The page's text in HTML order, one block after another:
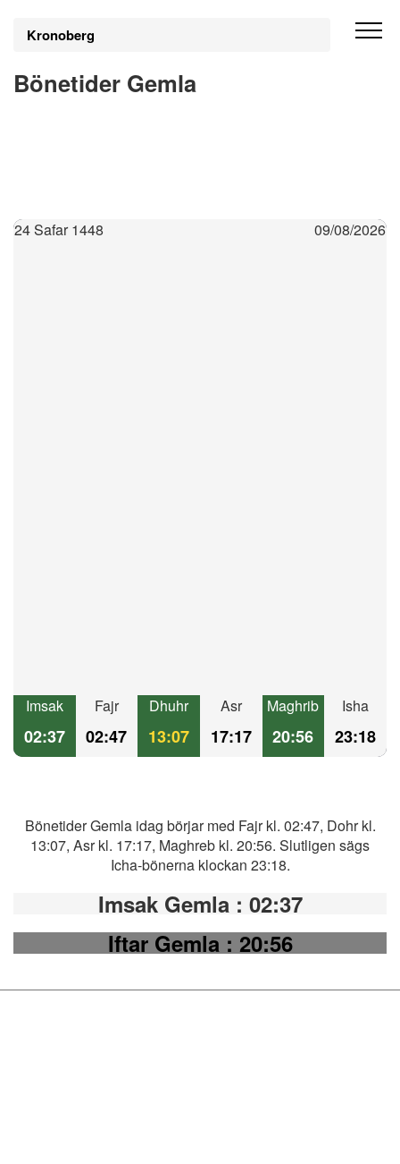
Kronoberg
Bönetider Gemla
24 Safar 1448 09/08/2026
Imsak
02:37
Fajr
02:47
Dhuhr
13:07
Asr
17:17
Maghrib
20:56
Isha
23:18
Bönetider Gemla idag börjar med Fajr kl. 02:47, Dohr kl.
13:07, Asr kl. 17:17, Maghreb kl. 20:56. Slutligen sägs
Icha-bönerna klockan 23:18.
Imsak Gemla : 02:37
Iftar Gemla: 20:56